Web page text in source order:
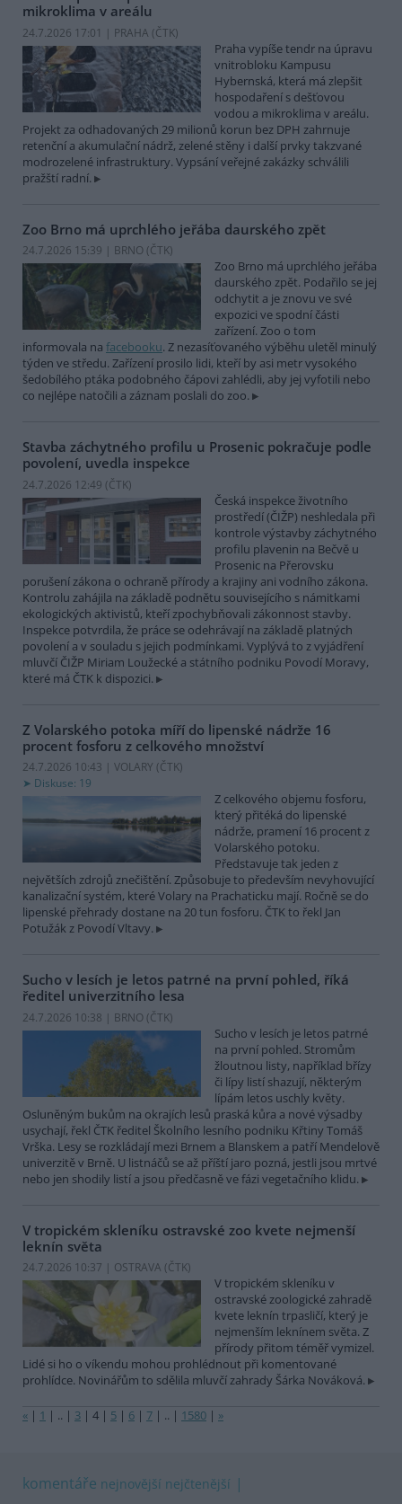
mikroklima v areálu
24.7.2026 17:01 | PRAHA (ČTK)
Praha vypíše tendr na úpravu
vnitrobloku Kampusu
Hybernská, která má zlepšit
hospodaření s dešťovou
vodou a mikroklima v areálu.
Projekt za odhadovaných 29 milionů korun bez DPH zahrnuje
retenční a akumulační nádrž, zelené stěny i další prvky takzvané
modrozelené infrastruktury. Vypsání veřejné zakázky schválili
pražští radní.
Zoo Brno má uprchlého jeřába daurského zpět
24.7.2026 15:39 | BRNO (ČTK)
Zoo Brno má uprchlého jeřába
daurského zpět. Podařilo se jej
odchytit a je znovu ve své
expozici ve spodní části
zařízení. Zoo o tom
informovala na facebooku. Z nezasíťovaného výběhu uletěl minulý
týden ve středu. Zařízení prosilo lidi, kteří by asi metr vysokého
šedobílého ptáka podobného čápovi zahlédli, aby jej vyfotili nebo
co nejlépe natočili a záznam poslali do zoo.
Stavba záchytného profilu u Prosenic pokračuje podle
povolení, uvedla inspekce
24.7.2026 12:49 (ČTK)
Česká inspekce životního
prostředí (ČIŽP) neshledala při
kontrole výstavby záchytného
profilu plavenin na Bečvě u
Prosenic na Přerovsku
porušení zákona o ochraně přírody a krajiny ani vodního zákona.
Kontrolu zahájila na základě podnětu souvisejícího s námitkami
ekologických aktivistů, kteří zpochybňovali zákonnost stavby.
Inspekce potvrdila, že práce se odehrávají na základě platných
povolení a v souladu s jejich podmínkami. Vyplývá to z vyjádření
mluvčí ČIŽP Miriam Loužecké a státního podniku Povodí Moravy,
které má ČTK k dispozici.
Z Volarského potoka míří do lipenské nádrže 16
procent fosforu z celkového množství
24.7.2026 10:43 | VOLARY (ČTK)
Diskuse: 19
Z celkového objemu fosforu,
který přitéká do lipenské
nádrže, pramení 16 procent z
Volarského potoku.
Představuje tak jeden z
největších zdrojů znečištění. Způsobuje to především nevyhovující
kanalizační systém, které Volary na Prachaticku mají. Ročně se do
lipenské přehrady dostane na 20 tun fosforu. ČTK to řekl Jan
Potužák z Povodí Vltavy.
Sucho v lesích je letos patrné na první pohled, říká
ředitel univerzitního lesa
24.7.2026 10:38 | BRNO (ČTK)
Sucho v lesích je letos patrné
na první pohled. Stromům
žloutnou listy, například břízy
či lípy listí shazují, některým
lípám letos uschly květy.
Osluněným bukům na okrajích lesů praská kůra a nové výsadby
usychají, řekl ČTK ředitel Školního lesního podniku Křtiny Tomáš
Vrška. Lesy se rozkládají mezi Brnem a Blanskem a patří Mendelově
univerzitě v Brně. U listnáčů se až příští jaro pozná, jestli jsou mrtvé
nebo jen shodily listí a jsou předčasně ve fázi vegetačního klidu.
V tropickém skleníku ostravské zoo kvete nejmenší
leknín světa
24.7.2026 10:37 | OSTRAVA (ČTK)
V tropickém skleníku v
ostravské zoologické zahradě
kvete leknín trpasličí, který je
nejmenším leknínem světa. Z
přírody přitom téměř vymizel.
Lidé si ho o víkendu mohou prohlédnout při komentované
prohlídce. Novinářům to sdělila mluvčí zahrady Šárka Nováková.
« | 1 | .. | 3 | 4 | 5 | 6 | 7 | .. | 1580 | »
komentáře nejnovější nejčtenější